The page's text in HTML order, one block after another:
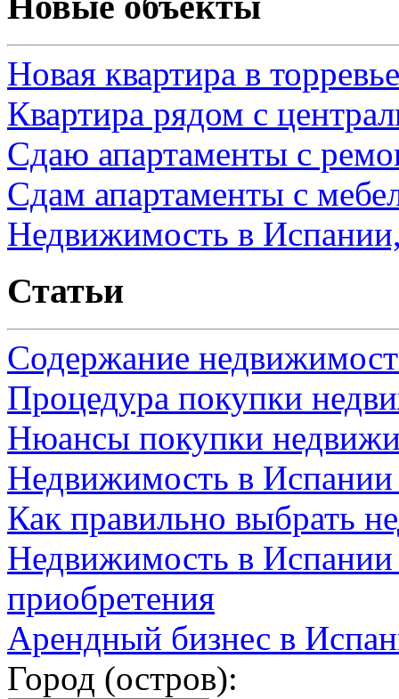
Новая квартира в
Квартира рядом с
Сдаю апартаменты с
Сдам апартаменты с
Недвижимость в
Статьи
Содержание
Процедура покупки
Нюансы покупки
Недвижимость в
Как правильно выбрать
Недвижимость в Испании
приобретения
Арендный бизнес в
Город (остров):